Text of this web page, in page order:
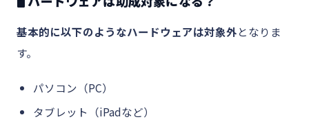
基本的に以下のようなハードウェアは対象外となりま
す。
パソコン（PC）
タブレット（iPadなど）